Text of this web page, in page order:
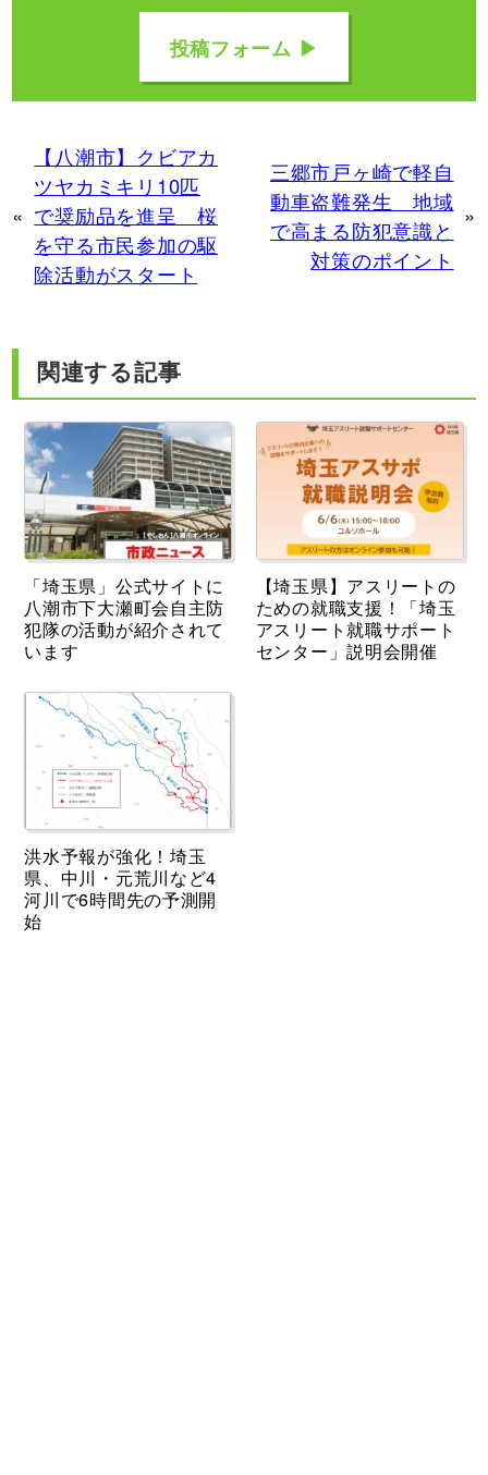
投稿フォーム ▶
«
【八潮市】クビアカ
ツヤカミキリ10匹
で奨励品を進呈 桜
を守る市民参加の駆
除活動がスタート
三郷市戸ヶ崎で軽自
動車盗難発生 地域
で高まる防犯意識と
対策のポイント
»
関連する記事
「埼玉県」公式サイトに
八潮市下大瀬町会自主防
犯隊の活動が紹介されて
います
【埼玉県】アスリートの
ための就職支援！「埼玉
アスリート就職サポート
センター」説明会開催
洪水予報が強化！埼玉
県、中川・元荒川など4
河川で6時間先の予測開
始